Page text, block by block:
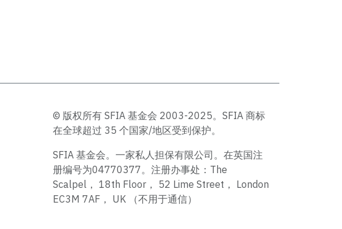
© 版权所有 SFIA 基金会 2003-2025。SFIA 商标
在全球超过 35 个国家/地区受到保护。
SFIA 基金会。一家私人担保有限公司。在英国注
册编号为04770377。注册办事处：The
Scalpel， 18th Floor， 52 Lime Street， London
EC3M 7AF， UK （不用于通信）